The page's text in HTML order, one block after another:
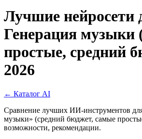
Лучшие нейросети
Генерация
простые, средний
2026
← Каталог AI
Сравнение лучших ИИ-инструментов для
музыки» (средний бюджет, самые
возможности, рекомендации.